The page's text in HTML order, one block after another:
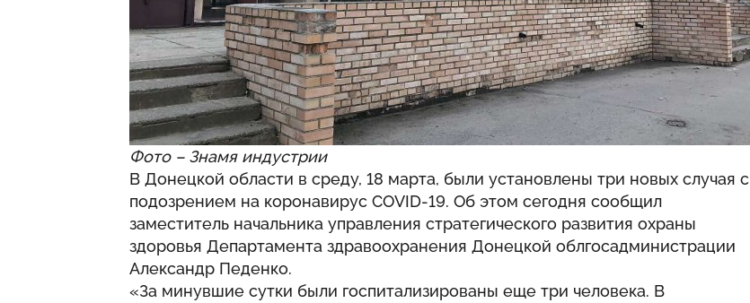
Фото – Знамя индустрии
В Донецкой области в среду, 18 марта, были установлены три новых случая с
подозрением на коронавирус COVID-19. Об этом сегодня сообщил
заместитель начальника управления стратегического развития охраны
здоровья Департамента здравоохранения Донецкой облгосадминистрации
Александр Педенко.
«За минувшие сутки были госпитализированы еще три человека. В